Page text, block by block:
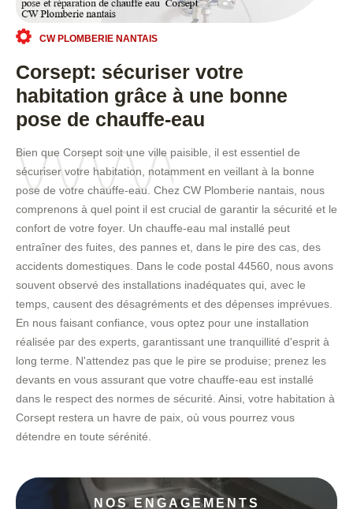
CW PLOMBERIE NANTAIS
Corsept: sécuriser votre
habitation grâce à une bonne
pose de chauffe-eau
Bien que Corsept soit une ville paisible, il est essentiel de
sécuriser votre habitation, notamment en veillant à la bonne
pose de votre chauffe-eau. Chez CW Plomberie nantais, nous
comprenons à quel point il est crucial de garantir la sécurité et le
confort de votre foyer. Un chauffe-eau mal installé peut
entraîner des fuites, des pannes et, dans le pire des cas, des
accidents domestiques. Dans le code postal 44560, nous avons
souvent observé des installations inadéquates qui, avec le
temps, causent des désagréments et des dépenses imprévues.
En nous faisant confiance, vous optez pour une installation
réalisée par des experts, garantissant une tranquillité d'esprit à
long terme. N'attendez pas que le pire se produise; prenez les
devants en vous assurant que votre chauffe-eau est installé
dans le respect des normes de sécurité. Ainsi, votre habitation à
Corsept restera un havre de paix, où vous pourrez vous
détendre en toute sérénité.
NOS ENGAGEMENTS